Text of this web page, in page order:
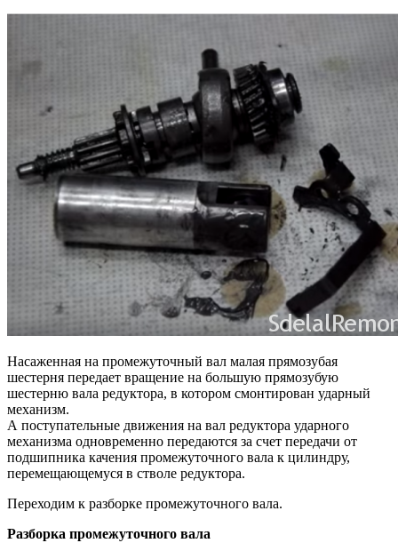
Насаженная на промежуточный вал малая прямозубая
шестерня передает вращение на большую прямозубую
шестерню вала редуктора, в котором смонтирован ударный
механизм.
А поступательные движения на вал редуктора ударного
механизма одновременно передаются за счет передачи от
подшипника качения промежуточного вала к цилиндру,
перемещающемуся в стволе редуктора.
Переходим к разборке промежуточного вала.
Разборка промежуточного вала